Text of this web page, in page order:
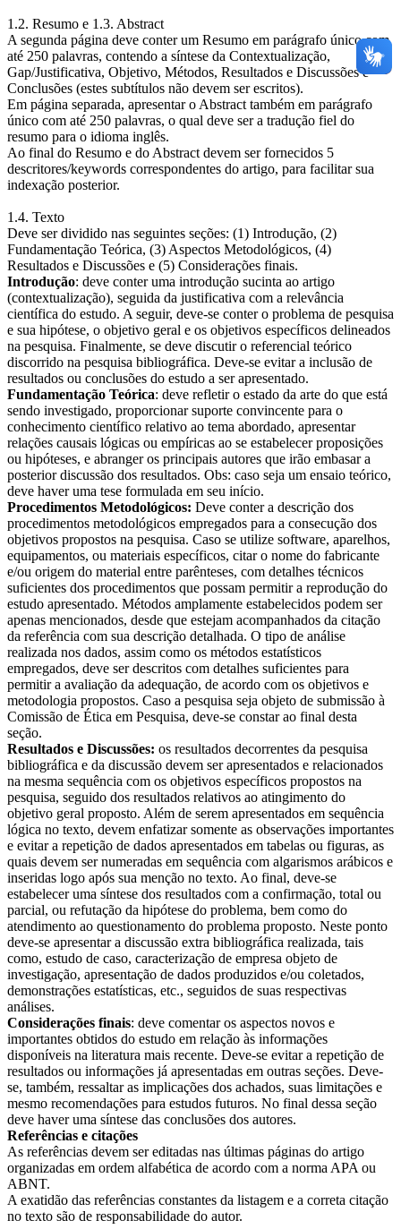
1.2. Resumo e 1.3. Abstract
A segunda página deve conter um Resumo em parágrafo único com
até 250 palavras, contendo a síntese da Contextualização,
Gap/Justificativa, Objetivo, Métodos, Resultados e Discussões e
Conclusões (estes subtítulos não devem ser escritos).
Em página separada, apresentar o Abstract também em parágrafo
único com até 250 palavras, o qual deve ser a tradução fiel do
resumo para o idioma inglês.
Ao final do Resumo e do Abstract devem ser fornecidos 5
descritores/keywords correspondentes do artigo, para facilitar sua
indexação posterior.
1.4. Texto
Deve ser dividido nas seguintes seções: (1) Introdução, (2)
Fundamentação Teórica, (3) Aspectos Metodológicos, (4)
Resultados e Discussões e (5) Considerações finais.
Introdução: deve conter uma introdução sucinta ao artigo
(contextualização), seguida da justificativa com a relevância
científica do estudo. A seguir, deve-se conter o problema de pesquisa
e sua hipótese, o objetivo geral e os objetivos específicos delineados
na pesquisa. Finalmente, se deve discutir o referencial teórico
discorrido na pesquisa bibliográfica. Deve-se evitar a inclusão de
resultados ou conclusões do estudo a ser apresentado.
Fundamentação Teórica: deve refletir o estado da arte do que está
sendo investigado, proporcionar suporte convincente para o
conhecimento científico relativo ao tema abordado, apresentar
relações causais lógicas ou empíricas ao se estabelecer proposições
ou hipóteses, e abranger os principais autores que irão embasar a
posterior discussão dos resultados. Obs: caso seja um ensaio teórico,
deve haver uma tese formulada em seu início.
Procedimentos Metodológicos: Deve conter a descrição dos
procedimentos metodológicos empregados para a consecução dos
objetivos propostos na pesquisa. Caso se utilize software, aparelhos,
equipamentos, ou materiais específicos, citar o nome do fabricante
e/ou origem do material entre parênteses, com detalhes técnicos
suficientes dos procedimentos que possam permitir a reprodução do
estudo apresentado. Métodos amplamente estabelecidos podem ser
apenas mencionados, desde que estejam acompanhados da citação
da referência com sua descrição detalhada. O tipo de análise
realizada nos dados, assim como os métodos estatísticos
empregados, deve ser descritos com detalhes suficientes para
permitir a avaliação da adequação, de acordo com os objetivos e
metodologia propostos. Caso a pesquisa seja objeto de submissão à
Comissão de Ética em Pesquisa, deve-se constar ao final desta
seção.
Resultados e Discussões: os resultados decorrentes da pesquisa
bibliográfica e da discussão devem ser apresentados e relacionados
na mesma sequência com os objetivos específicos propostos na
pesquisa, seguido dos resultados relativos ao atingimento do
objetivo geral proposto. Além de serem apresentados em sequência
lógica no texto, devem enfatizar somente as observações importantes
e evitar a repetição de dados apresentados em tabelas ou figuras, as
quais devem ser numeradas em sequência com algarismos arábicos e
inseridas logo após sua menção no texto. Ao final, deve-se
estabelecer uma síntese dos resultados com a confirmação, total ou
parcial, ou refutação da hipótese do problema, bem como do
atendimento ao questionamento do problema proposto. Neste ponto
deve-se apresentar a discussão extra bibliográfica realizada, tais
como, estudo de caso, caracterização de empresa objeto de
investigação, apresentação de dados produzidos e/ou coletados,
demonstrações estatísticas, etc., seguidos de suas respectivas
análises.
Considerações finais: deve comentar os aspectos novos e
importantes obtidos do estudo em relação às informações
disponíveis na literatura mais recente. Deve-se evitar a repetição de
resultados ou informações já apresentadas em outras seções. Deve-
se, também, ressaltar as implicações dos achados, suas limitações e
mesmo recomendações para estudos futuros. No final dessa seção
deve haver uma síntese das conclusões dos autores.
Referências e citações
As referências devem ser editadas nas últimas páginas do artigo
organizadas em ordem alfabética de acordo com a norma APA ou
ABNT.
A exatidão das referências constantes da listagem e a correta citação
no texto são de responsabilidade do autor.